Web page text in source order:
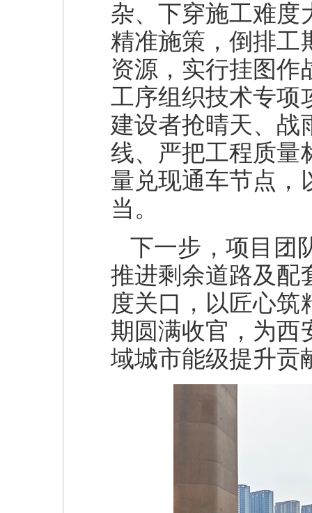
杂、下穿施工难度
精准施策，倒排工
资源，实行挂图作
工序组织技术专项
建设者抢晴天、战
线、严把工程质量
量兑现通车节点，
当。
下一步，项目团
推进剩余道路及配
度关口，以匠心筑
期圆满收官，为西
域城市能级提升贡